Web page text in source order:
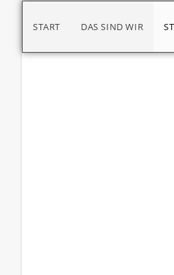
START DAS SIND WIR